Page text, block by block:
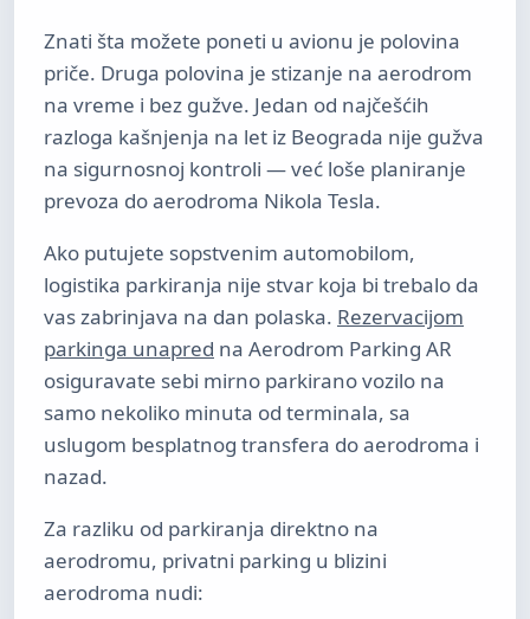
Znati šta možete poneti u avionu je polovina
priče. Druga polovina je stizanje na aerodrom
na vreme i bez gužve. Jedan od najčešćih
razloga kašnjenja na let iz Beograda nije gužva
na sigurnosnoj kontroli — već loše planiranje
prevoza do aerodroma Nikola Tesla.
Ako putujete sopstvenim automobilom,
logistika parkiranja nije stvar koja bi trebalo da
vas zabrinjava na dan polaska. Rezervacijom
parkinga unapred na Aerodrom Parking AR
osiguravate sebi mirno parkirano vozilo na
samo nekoliko minuta od terminala, sa
uslugom besplatnog transfera do aerodroma i
nazad.
Za razliku od parkiranja direktno na
aerodromu, privatni parking u blizini
aerodroma nudi: